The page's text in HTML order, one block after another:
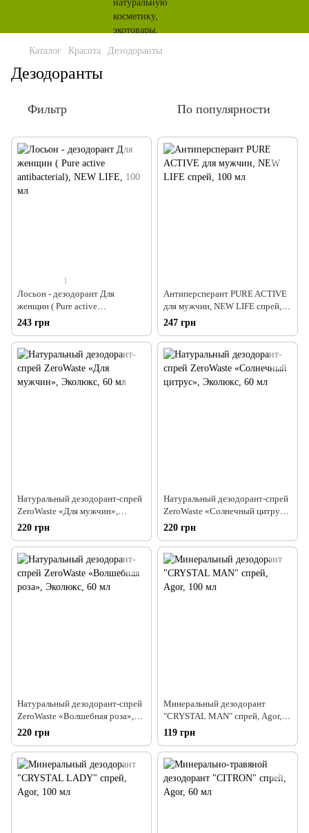
Каталог Красота Дезодоранты
Дезодоранты
Фильтр По популярности
1
Лосьон - дезодорант Для
женщин ( Pure active
antibacterial), NEW LIFE, 100 мл
243 грн
Антиперсперант PURE ACTIVE
для мужчин, NEW LIFE спрей,
100 мл
247 грн
Натуральный дезодорант-спрей
ZeroWaste «Для мужчин»,
Эколюкс, 60 мл
220 грн
Натуральный дезодорант-спрей
ZeroWaste «Солнечный цитрус»,
Эколюкс, 60 мл
220 грн
Натуральный дезодорант-спрей
ZeroWaste «Волшебная роза»,
Эколюкс, 60 мл
220 грн
Минеральный дезодорант
"CRYSTAL MAN" спрей, Agor,
100 мл
119 грн